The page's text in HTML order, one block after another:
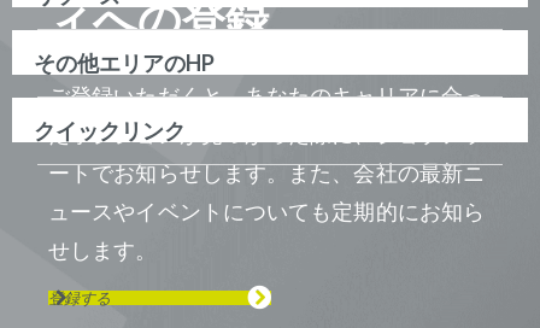
ィへの登録
ご登録いただくと、あなたのキャリアに合っ
たポジションが見つかった際に、ジョブアラ
ートでお知らせします。また、会社の最新ニ
ュースやイベントについても定期的にお知ら
せします。
登録する
その他エリアのHP
クイックリンク